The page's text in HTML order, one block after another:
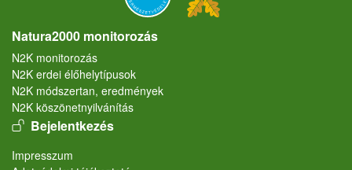
Natura2000 monitorozás
N2K monitorozás
N2K erdei élőhelytípusok
N2K módszertan, eredmények
N2K köszönetnyilvánítás
User account menu
Bejelentkezés
Lábléc
Impresszum